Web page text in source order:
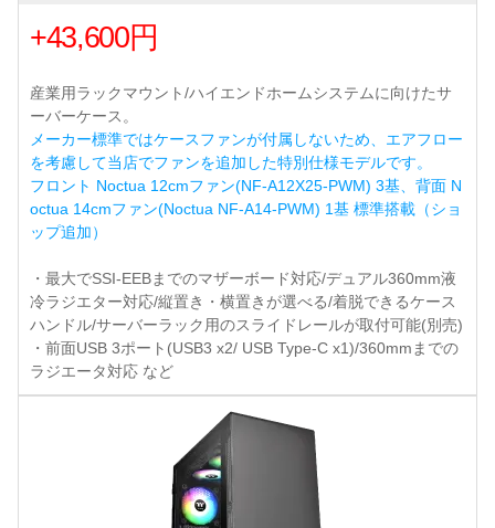
+43,600円
産業用ラックマウント/ハイエンドホームシステムに向けたサ
ーバーケース。
メーカー標準ではケースファンが付属しないため、エアフロー
を考慮して当店でファンを追加した特別仕様モデルです。
フロント Noctua 12cmファン(NF-A12X25-PWM) 3基、背面 N
octua 14cmファン(Noctua NF-A14-PWM) 1基 標準搭載（ショ
ップ追加）
・最大でSSI-EEBまでのマザーボード対応/デュアル360mm液
冷ラジエター対応/縦置き・横置きが選べる/着脱できるケース
ハンドル/サーバーラック用のスライドレールが取付可能(別売)
・前面USB 3ポート(USB3 x2/ USB Type-C x1)/360mmまでの
ラジエータ対応 など